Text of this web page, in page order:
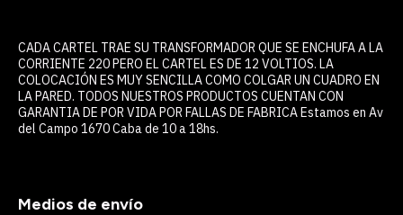
CADA CARTEL TRAE SU TRANSFORMADOR QUE SE ENCHUFA A LA
CORRIENTE 220 PERO EL CARTEL ES DE 12 VOLTIOS. LA
COLOCACIÓN ES MUY SENCILLA COMO COLGAR UN CUADRO EN
LA PARED. TODOS NUESTROS PRODUCTOS CUENTAN CON
GARANTIA DE POR VIDA POR FALLAS DE FABRICA Estamos en Av
del Campo 1670 Caba de 10 a 18hs.
ENTREGAS PARA EL CP:
Medios de envío